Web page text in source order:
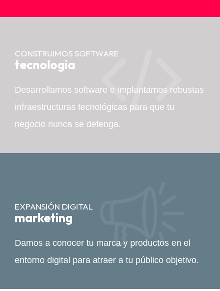
CONSTRUIMOS SOFTWARE
tecnologia
Desarrollamos software e implantamos robustas
infraestructuras tecnológicas para que tu
negocio nunca se detenga.
EXPANSIÓN DIGITAL
marketing
Damos a conocer tu marca y productos en el
entorno digital para atraer a tu público objetivo.